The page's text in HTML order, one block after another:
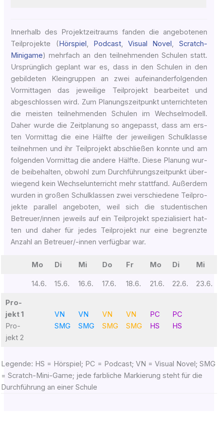
Inner­halb des Pro­jekt­zeit­raums fan­den die ange­bo­te­nen
Teil­pro­jek­te ( Hör­spiel , Pod­cast,Visu­al Novel , Scratch-
Minigame) mehr­fach an den teil­neh­men­den Schu­len statt.
Ursprüng­lich geplant war es, dass in den Schu­len in den
gebil­de­ten Klein­grup­pen an zwei auf­ein­an­der­fol­gen­den
Vor­mit­ta­gen das jewei­li­ge Teil­pro­jekt bear­bei­tet und
abge­schlos­sen wird. Zum Pla­nungs­zeit­punkt unter­rich­te­ten
die meis­ten teil­neh­men­den Schu­len im Wech­sel­mo­dell.
Daher wur­de die Zeit­pla­nung so ange­passt, dass am ers­
ten Vor­mit­tag die eine Hälf­te der jewei­li­gen Schul­klas­se
teil­neh­men und ihr Teil­pro­jekt abschlie­ßen konn­te und am
fol­gen­den Vor­mit­tag die ande­re Hälf­te. Die­se Pla­nung wur­
de bei­be­hal­ten, obwohl zum Durch­füh­rungs­zeit­punkt über­
wie­gend kein Wech­sel­un­ter­richt mehr statt­fand. Außer­dem
wur­den in gro­ßen Schul­klas­sen zwei ver­schie­de­ne Teil­pro­
jek­te par­al­lel ange­bo­ten, weil sich die stu­den­ti­schen
Betreuer/innen jeweils auf ein Teil­pro­jekt spe­zia­li­siert hat­
ten und daher für jedes Teil­pro­jekt nur eine begrenz­te
Anzahl an Betreu­er/-innen ver­füg­bar war.
Mo Di Mi Do Fr Mo Di Mi
14.6. 15.6. 16.6. 17.6. 18.6. 21.6. 22.6. 23.6.
Pro­
jekt 1
Pro­
jekt 2
VN
SMG
VN
SMG
VN
SMG
VN
SMG
PC
HS
PC
HS
Legen­de: HS = Hör­spiel; PC = Pod­cast; VN = Visu­al Novel; SMG
= Scratch-Mini-Game; jede farb­li­che Mar­kie­rung steht für die
Durch­füh­rung an einer Schule